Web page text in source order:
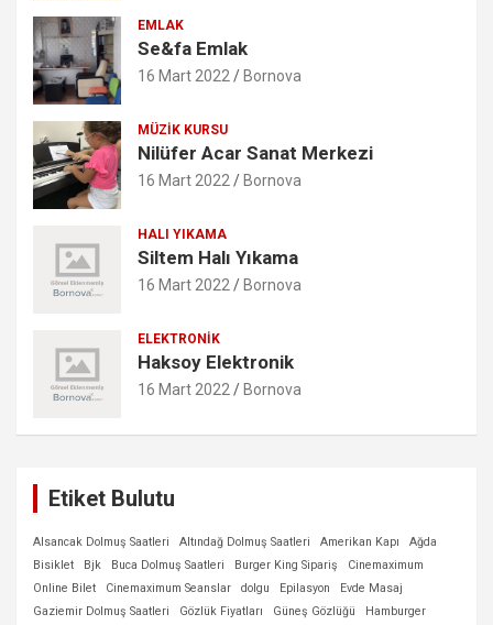
EMLAK
Se&fa Emlak
16 Mart 2022 Bornova
MÜZIK KURSU
Nilüfer Acar Sanat Merkezi
16 Mart 2022 Bornova
HALI YIKAMA
Siltem Halı Yıkama
16 Mart 2022 Bornova
ELEKTRONIK
Haksoy Elektronik
16 Mart 2022 Bornova
Etiket Bulutu
Alsancak Dolmuş Saatleri Altındağ Dolmuş Saatleri Amerikan Kapı
Ağda
Bisiklet
Bjk Buca Dolmuş Saatleri Burger King Sipariş
Cinemaximum
Online Bilet
Cinemaximum Seanslar dolgu Epilasyon
Evde Masaj
Gaziemir Dolmuş Saatleri
Gözlük Fiyatları Güneş Gözlüğü
Hamburger